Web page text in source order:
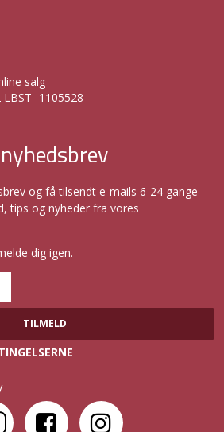
salg
LBST- 1105528
og få tilsendt e-mails 6-24 gange
tips og nyheder fra vores
dig igen.
TILMELD